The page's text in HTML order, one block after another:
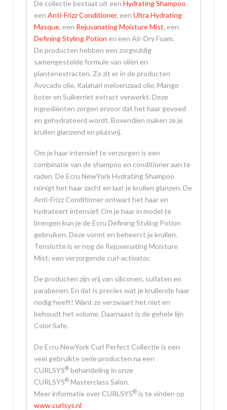
De collectie bestaat uit een Hydrating Shampoo,
een Anti-Frizz Conditioner, een Ultra Hydrating
Masque, een Rejuvanating Moisture Mist, een
Defining Styling Potion en een Air-Dry Foam.
De producten hebben een zorgvuldig
samengestelde formule van oliën en
plantenextracten. Zo zit er in de producten
Avocado olie, Kalahari meloenzaad olie, Mango
boter en Suikerriet extract verwerkt. Deze
ingrediënten zorgen ervoor dat het haar gevoed
en gehydrateerd wordt. Bovendien maken ze je
krullen glanzend en pluisvrij.
Om je haar intensief te verzorgen is een
combinatie van de shampoo en conditioner aan te
raden. De Ecru NewYork Hydrating Shampoo
reinigt het haar zacht en laat je krullen glanzen. De
Anti-Frizz Conditioner ontwart het haar en
hydrateert intensief. Om je haar in model te
brengen kun je de Ecru Defining Styling Potion
gebruiken. Deze vormt en beheerst je krullen.
Tenslotte is er nog de Rejuvenating Moisture
Mist; een verzorgende curl-activator.
De producten zijn vrij van siliconen, sulfaten en
parabenen. En dat is precies wat je krullende haar
nodig heeft! Want zo verzwaart het niet en
behoudt het volume. Daarnaast is de gehele lijn
Color Safe.
De Ecru NewYork Curl Perfect Collectie is een
veel gebruikte serie producten na een
CURLSYS®behandeling in onze
CURLSYS®Masterclass Salon.
Meer informatie over CURLSYS®is te vinden op
www.curlsys.nl